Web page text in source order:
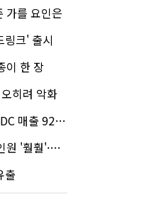
가를 요인은
크' 출시
이 한 장
히려 악화
92% 급증
코빗 '잠잠'
출